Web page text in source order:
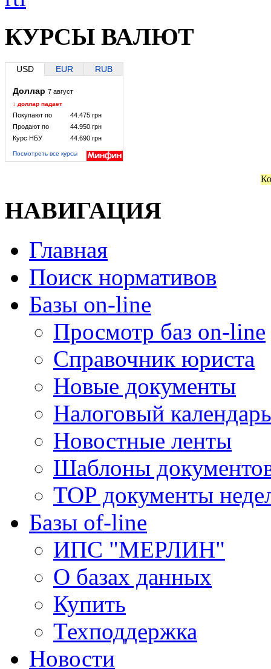
КУРСЫ ВАЛЮТ
USD EUR RUB
Доллар 7 август
↓ доллар падает
Покупают по
44.475 грн
Продают по
44.950 грн
Курс НБУ
44.690 грн
Посмотреть все курсы
НАВИГАЦИЯ
Главная
Поиск нормативов
Базы on-line
Просмотр баз on-line
Справочник юриста
Новые документы
Налоговый календарь
Новостные ленты
Шаблоны
TOP документы
Базы of-line
ИПС "МЕРЛИН"
О базах данных
Купить
Техподдержка
Новости